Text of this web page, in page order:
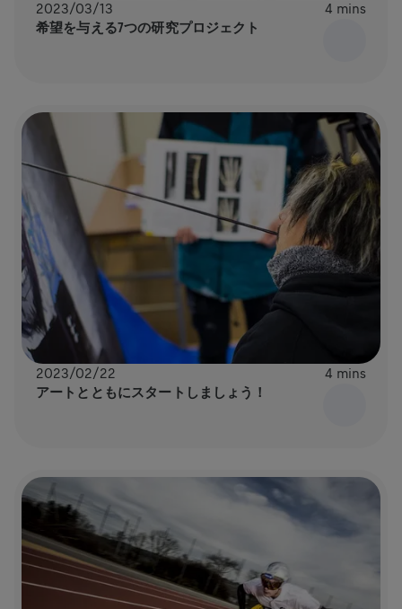
2023/03/13 4 mins
希望を与える7つの研究プロジェクト
2023/02/22 4 mins
アートとともにスタートしましょう！